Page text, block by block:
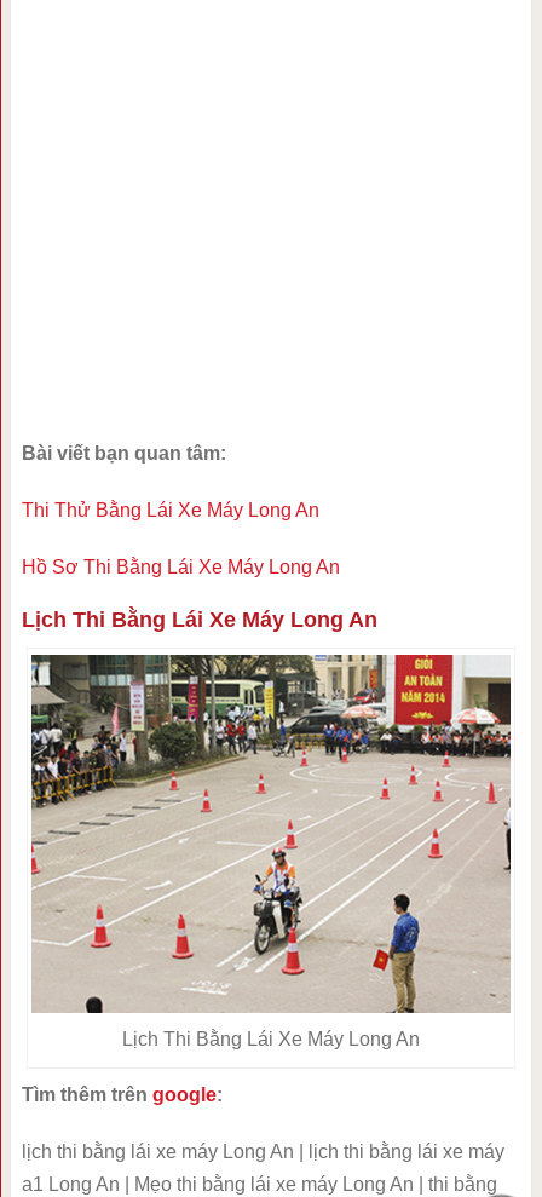
Bài viết bạn quan tâm:
Thi Thử Bằng Lái Xe Máy Long An
Hồ Sơ Thi Bằng Lái Xe Máy Long An
Lịch Thi Bằng Lái Xe Máy Long An
Lịch Thi Bằng Lái Xe Máy Long An
Tìm thêm trên google:
lịch thi bằng lái xe máy Long An | lịch thi bằng lái xe máy
a1 Long An | Mẹo thi bằng lái xe máy Long An | thi bằng